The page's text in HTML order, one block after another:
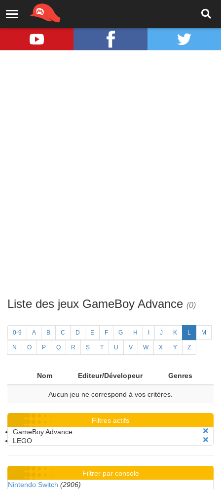
Liste des jeux GameBoy Advance (0)
0-9 A B C D E F G H J K L M
N O P Q R S T U V W X Y Z
Nom Editeur/Dévelopeur Genres
Aucun jeu ne correspond à vos critères.
Filtres actifs
GameBoy Advance
LEGO
Filtrer par console
Nintendo Switch (2906)